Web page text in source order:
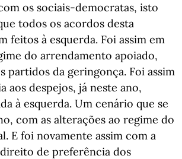
os sociais-democratas, isto
todos os acordos desta
feitos à esquerda. Foi assim em
do arrendamento apoiado,
partidos da geringonça. Foi assim
aos despejos, já neste ano,
à esquerda. Um cenário que se
com as alterações ao regime do
E foi novamente assim com a
de preferência dos